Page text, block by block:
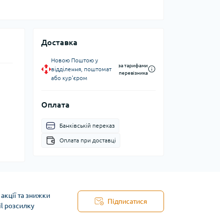
Доставка
Новою Поштою у
відділення, поштомат
або кур'єром
за тарифами
перевізника
Оплата
Банківській переказ
Оплата при доставці
та знижки
розсилку
Підписатися